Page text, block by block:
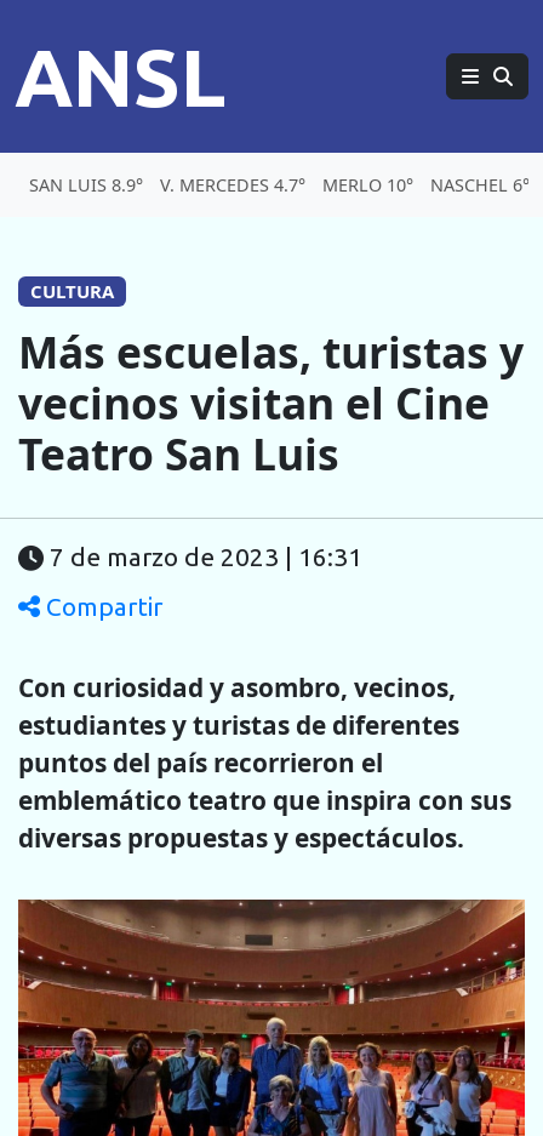
ANSL
SAN LUIS 8.9° V. MERCEDES 4.7° MERLO 10° NASCHEL 6°
CULTURA
Más escuelas, turistas y
vecinos visitan el Cine
Teatro San Luis
7 de marzo de 2023 | 16:31
Compartir
Con curiosidad y asombro, vecinos,
estudiantes y turistas de diferentes
puntos del país recorrieron el
emblemático teatro que inspira con sus
diversas propuestas y espectáculos.